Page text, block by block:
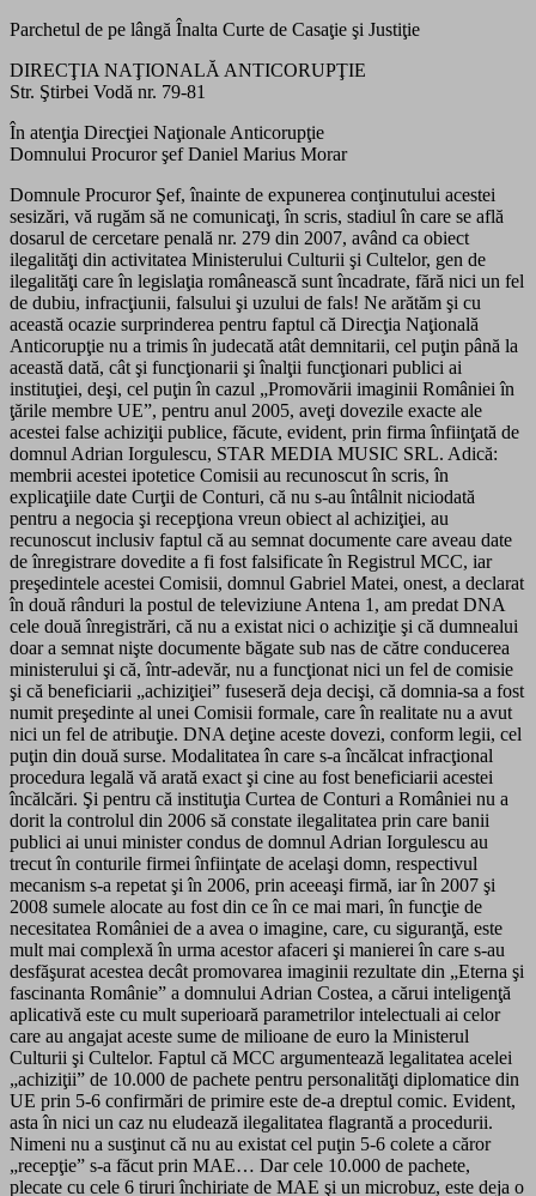
Parchetul de pe lângă Înalta Curte de Casaţie şi Justiţie
DIRECŢIA NAŢIONALĂ ANTICORUPŢIE
Str. Ştirbei Vodă nr. 79-81
În atenţia Direcţiei Naţionale Anticorupţie
Domnului Procuror şef Daniel Marius Morar
Domnule Procuror Şef, înainte de expunerea conţinutului acestei
sesizări, vă rugăm să ne comunicaţi, în scris, stadiul în care se află
dosarul de cercetare penală nr. 279 din 2007, având ca obiect
ilegalităţi din activitatea Ministerului Culturii şi Cultelor, gen de
ilegalităţi care în legislaţia românească sunt încadrate, fără nici un fel
de dubiu, infracţiunii, falsului şi uzului de fals! Ne arătăm şi cu
această ocazie surprinderea pentru faptul că Direcţia Naţională
Anticorupţie nu a trimis în judecată atât demnitarii, cel puţin până la
această dată, cât şi funcţionarii şi înalţii funcţionari publici ai
instituţiei, deşi, cel puţin în cazul „Promovării imaginii României în
ţările membre UE”, pentru anul 2005, aveţi dovezile exacte ale
acestei false achiziţii publice, făcute, evident, prin firma înfiinţată de
domnul Adrian Iorgulescu, STAR MEDIA MUSIC SRL. Adică:
membrii acestei ipotetice Comisii au recunoscut în scris, în
explicaţiile date Curţii de Conturi, că nu s-au întâlnit niciodată
pentru a negocia şi recepţiona vreun obiect al achiziţiei, au
recunoscut inclusiv faptul că au semnat documente care aveau date
de înregistrare dovedite a fi fost falsificate în Registrul MCC, iar
preşedintele acestei Comisii, domnul Gabriel Matei, onest, a declarat
în două rânduri la postul de televiziune Antena 1, am predat DNA
cele două înregistrări, că nu a existat nici o achiziţie şi că dumnealui
doar a semnat nişte documente băgate sub nas de către conducerea
ministerului şi că, într-adevăr, nu a funcţionat nici un fel de comisie
şi că beneficiarii „achiziţiei” fuseseră deja decişi, că domnia-sa a fost
numit preşedinte al unei Comisii formale, care în realitate nu a avut
nici un fel de atribuţie. DNA deţine aceste dovezi, conform legii, cel
puţin din două surse. Modalitatea în care s-a încălcat infracţional
procedura legală vă arată exact şi cine au fost beneficiarii acestei
încălcări. Şi pentru că instituţia Curtea de Conturi a României nu a
dorit la controlul din 2006 să constate ilegalitatea prin care banii
publici ai unui minister condus de domnul Adrian Iorgulescu au
trecut în conturile firmei înfiinţate de acelaşi domn, respectivul
mecanism s-a repetat şi în 2006, prin aceeaşi firmă, iar în 2007 şi
2008 sumele alocate au fost din ce în ce mai mari, în funcţie de
necesitatea României de a avea o imagine, care, cu siguranţă, este
mult mai complexă în urma acestor afaceri şi manierei în care s-au
desfăşurat acestea decât promovarea imaginii rezultate din „Eterna şi
fascinanta Românie” a domnului Adrian Costea, a cărui inteligenţă
aplicativă este cu mult superioară parametrilor intelectuali ai celor
care au angajat aceste sume de milioane de euro la Ministerul
Culturii şi Cultelor. Faptul că MCC argumentează legalitatea acelei
„achiziţii” de 10.000 de pachete pentru personalităţi diplomatice din
UE prin 5-6 confirmări de primire este de-a dreptul comic. Evident,
asta în nici un caz nu eludează ilegalitatea flagrantă a procedurii.
Nimeni nu a susţinut că nu au existat cel puţin 5-6 colete a căror
„recepţie” s-a făcut prin MAE… Dar cele 10.000 de pachete,
plecate cu cele 6 tiruri închiriate de MAE şi un microbuz, este deja o